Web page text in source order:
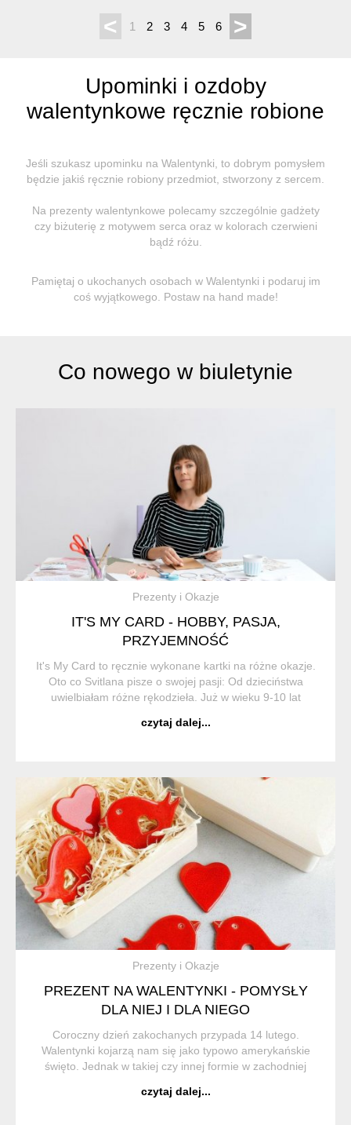
< 1 2 3 4 5 6 >
Upominki i ozdoby
walentynkowe ręcznie robione
Jeśli szukasz upominku na Walentynki, to dobrym pomysłem
będzie jakiś ręcznie robiony przedmiot, stworzony z sercem.
Na prezenty walentynkowe polecamy szczególnie gadżety
czy biżuterię z motywem serca oraz w kolorach czerwieni
bądź różu.
Pamiętaj o ukochanych osobach w Walentynki i podaruj im
coś wyjątkowego. Postaw na hand made!
Co nowego w biuletynie
Prezenty i Okazje
IT'S MY CARD - HOBBY, PASJA,
PRZYJEMNOŚĆ
It's My Card to ręcznie wykonane kartki na różne okazje.
Oto co Svitlana pisze o swojej pasji: Od dzieciństwa
uwielbiałam różne rękodzieła. Już w wieku 9-10 lat
poduszki i chuste...
czytaj dalej...
Prezenty i Okazje
PREZENT NA WALENTYNKI - POMYSŁY
DLA NIEJ I DLA NIEGO
Coroczny dzień zakochanych przypada 14 lutego.
Walentynki kojarzą nam się jako typowo amerykańskie
święto. Jednak w takiej czy innej formie w zachodniej
św. Walenty uznawany jest za patrona z...
czytaj dalej...